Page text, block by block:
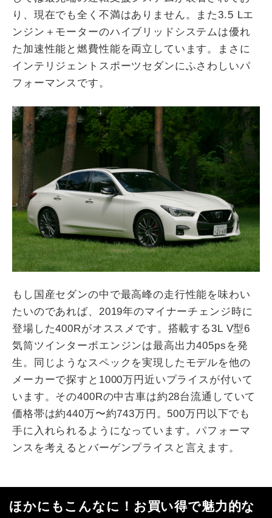
り、現在でも全く不満はありません。また3.5 Lエ
ンジン＋モーターのハイブリッドシステムは優れ
た加速性能と燃費性能を両立しています。まさに
インテリジェントスポーツセダンにふさわしいパ
フォーマンスです。
もし国産セダンの中で最高峰の走行性能を味わい
たいのであれば、2019年のマイナーチェンジ時に
登場した400Rがオススメです。搭載する3L V型6
気筒ツインターボエンジンは最高出力405psを発
生。同じようなスペックを実現したモデルを他の
メーカーで探すと1000万円近いプライスが付いて
います。その400Rの中古車は約28台流通していて
価格帯は約440万〜約743万円。500万円以下でも
手に入れられるようになっています。パフォーマ
ンスを考えるとバーゲンプライスと言えます。
ほかにもこんなに！お買い得で魅力的な